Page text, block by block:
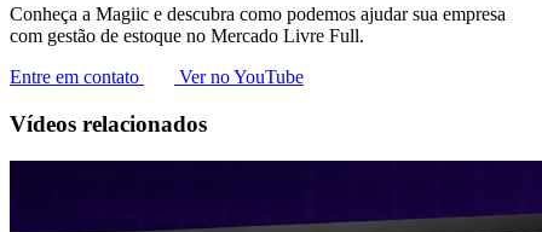
Conheça a Magiic e descubra como podemos ajudar sua empresa
com gestão de estoque no Mercado Livre Full.
Entre em contato
Ver no YouTube
Vídeos relacionados